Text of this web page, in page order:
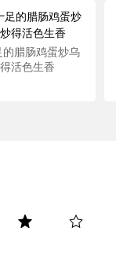
腊肠鸡蛋炒乌
活色生香